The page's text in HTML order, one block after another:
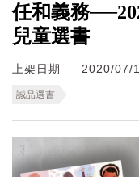
任和義務
兒童選書
上架日期 2020/07/
誠品選書